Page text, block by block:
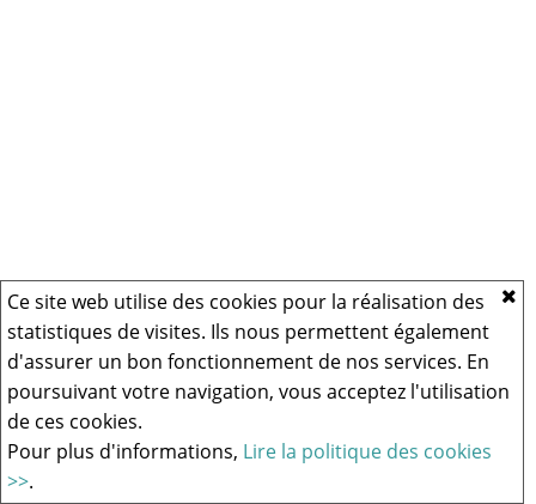
Ce site web utilise des cookies pour la réalisation des
statistiques de visites. Ils nous permettent également
d'assurer un bon fonctionnement de nos services. En
poursuivant votre navigation, vous acceptez l'utilisation
de ces cookies.
Pour plus d'informations, Lire la politique des cookies
>>.